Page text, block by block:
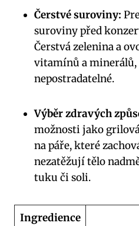
Čerstvé suroviny:
suroviny‍ před
Čerstvá zelenina a
vitamínů a
nepostradatelné.
Výběr zdravých
možnosti jako
na ‍páře, které⁣
nezatěžují tělo‌
tuku či soli.
Ingredience